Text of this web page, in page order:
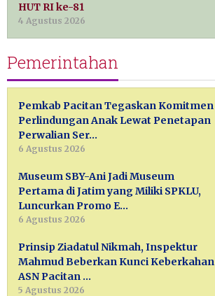
HUT RI ke-81
4 Agustus 2026
Pemerintahan
Pemkab Pacitan Tegaskan Komitmen
Perlindungan Anak Lewat Penetapan
Perwalian Ser…
6 Agustus 2026
Museum SBY-Ani Jadi Museum
Pertama di Jatim yang Miliki SPKLU,
Luncurkan Promo E…
6 Agustus 2026
Prinsip Ziadatul Nikmah, Inspektur
Mahmud Beberkan Kunci Keberkahan
ASN Pacitan …
5 Agustus 2026